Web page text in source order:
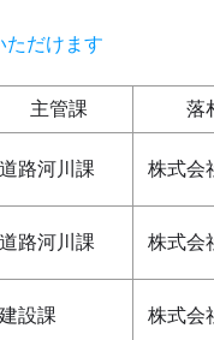
ただけます
主管課 落
道路河川課 株式
道路河川課 株式
建設課 株式